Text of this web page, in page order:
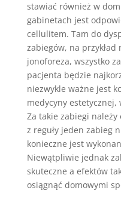
stawiać również w
gabinetach jest
cellulitem. Tam do
zabiegów, na przykład
jonoforeza, wszystko
pacjenta będzie
niezwykle ważne jest
medycyny estetycznej,
Za takie zabiegi należy
z reguły jeden zabieg
konieczne jest
Niewątpliwie jednak
skuteczne a efektów
osiągnąć domowymi